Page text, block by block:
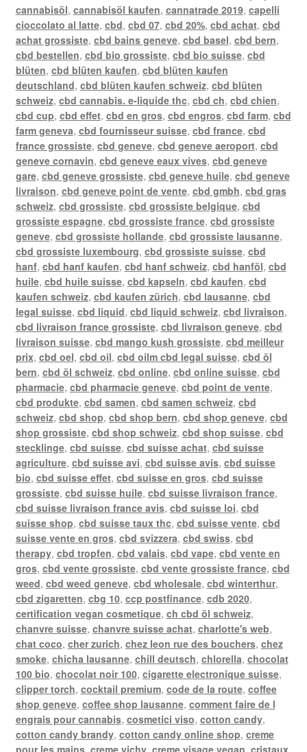
cannabisöl, cannabisöl kaufen, cannatrade 2019, capelli
cioccolato al latte, cbd, cbd 07, cbd 20%, cbd achat, cbd
achat grossiste, cbd bains geneve, cbd basel, cbd bern,
cbd bestellen, cbd bio grossiste, cbd bio suisse, cbd
blüten, cbd blüten kaufen, cbd blüten kaufen
deutschland, cbd blüten kaufen schweiz, cbd blüten
schweiz, cbd cannabis. e-liquide thc, cbd ch, cbd chien,
cbd cup, cbd effet, cbd en gros, cbd engros, cbd farm, cbd
farm geneva, cbd fournisseur suisse, cbd france, cbd
france grossiste, cbd geneve, cbd geneve aeroport, cbd
geneve cornavin, cbd geneve eaux vives, cbd geneve
gare, cbd geneve grossiste, cbd geneve huile, cbd geneve
livraison, cbd geneve point de vente, cbd gmbh, cbd gras
schweiz, cbd grossiste, cbd grossiste belgique, cbd
grossiste espagne, cbd grossiste france, cbd grossiste
geneve, cbd grossiste hollande, cbd grossiste lausanne,
cbd grossiste luxembourg, cbd grossiste suisse, cbd
hanf, cbd hanf kaufen, cbd hanf schweiz, cbd hanföl, cbd
huile, cbd huile suisse, cbd kapseln, cbd kaufen, cbd
kaufen schweiz, cbd kaufen zürich, cbd lausanne, cbd
legal suisse, cbd liquid, cbd liquid schweiz, cbd livraison,
cbd livraison france grossiste, cbd livraison geneve, cbd
livraison suisse, cbd mango kush grossiste, cbd meilleur
prix, cbd oel, cbd oil, cbd oilm cbd legal suisse, cbd öl
bern, cbd öl schweiz, cbd online, cbd online suisse, cbd
pharmacie, cbd pharmacie geneve, cbd point de vente,
cbd produkte, cbd samen, cbd samen schweiz, cbd
schweiz, cbd shop, cbd shop bern, cbd shop geneve, cbd
shop grossiste, cbd shop schweiz, cbd shop suisse, cbd
stecklinge, cbd suisse, cbd suisse achat, cbd suisse
agriculture, cbd suisse avi, cbd suisse avis, cbd suisse
bio, cbd suisse effet, cbd suisse en gros, cbd suisse
grossiste, cbd suisse huile, cbd suisse livraison france,
cbd suisse livraison france avis, cbd suisse loi, cbd
suisse shop, cbd suisse taux thc, cbd suisse vente, cbd
suisse vente en gros, cbd svizzera, cbd swiss, cbd
therapy, cbd tropfen, cbd valais, cbd vape, cbd vente en
gros, cbd vente grossiste, cbd vente grossiste france, cbd
weed, cbd weed geneve, cbd wholesale, cbd winterthur,
cbd zigaretten, cbg 10, ccp postfinance, cdb 2020,
certification vegan cosmetique, ch cbd öl schweiz,
chanvre suisse, chanvre suisse achat, charlotte's web,
chat coco, cher zurich, chez leon rue des bouchers, chez
smoke, chicha lausanne, chill deutsch, chlorella, chocolat
100 bio, chocolat noir 100, cigarette electronique suisse,
clipper torch, cocktail premium, code de la route, coffee
shop geneve, coffee shop lausanne, comment faire de l
engrais pour cannabis, cosmetici viso, cotton candy,
cotton candy brandy, cotton candy online shop, creme
pour les mains, creme vichy, creme visage vegan, cristaux